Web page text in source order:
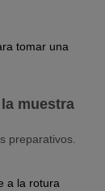
tomar una
muestra
preparativos.
a la rotura